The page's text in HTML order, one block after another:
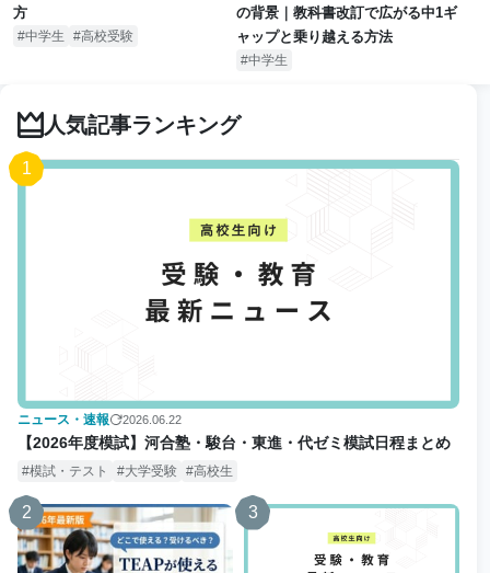
方
中学生 高校受験
の背景｜教科書改訂で広がる中1ギ
ャップと乗り越える方法
中学生
人気記事ランキング
1
ニュース・速報 2026.06.22
【2026年度模試】河合塾・駿台・東進・代ゼミ模試日程まとめ
模試・テスト 大学受験 高校生
2 3